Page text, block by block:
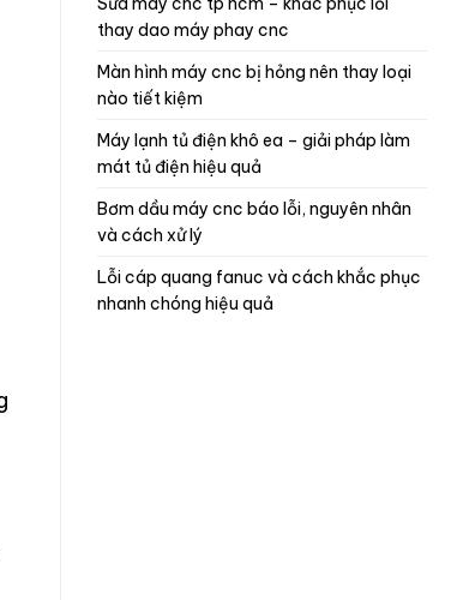
thay dao máy phay cnc
màn hình máy cnc bị hỏng nên thay loại
nào tiết kiệm
máy lạnh tủ điện khô ea – giải pháp làm
mát tủ điện hiệu quả
bơm dầu máy cnc báo lỗi, nguyên nhân
và cách xử lý
lỗi cáp quang fanuc và cách khắc phục
nhanh chóng hiệu quả